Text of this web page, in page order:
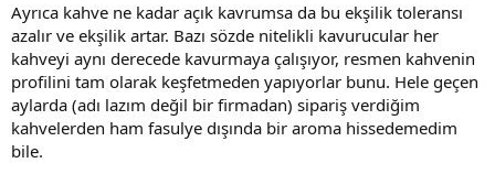
Ayrıca kahve ne kadar açık kavrumsa da bu ekşilik toleransı
azalır ve ekşilik artar. Bazı sözde nitelikli kavurucular her
kahveyi aynı derecede kavurmaya çalışıyor, resmen kahvenin
profilini tam olarak keşfetmeden yapıyorlar bunu. Hele geçen
aylarda (adı lazım değil bir firmadan) sipariş verdiğim
kahvelerden ham fasulye dışında bir aroma hissedemedim
bile.